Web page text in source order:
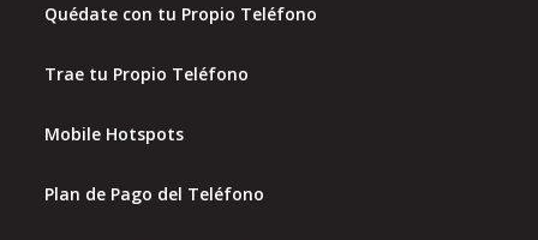
Quédate con tu Propio Teléfono
Trae tu Propio Teléfono
Mobile Hotspots
Plan de Pago del Teléfono